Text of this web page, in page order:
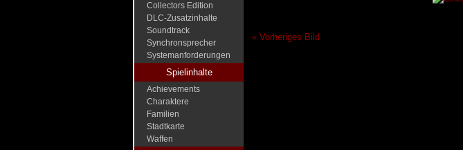
Collectors Edition
DLC-Zusatzinhalte
Soundtrack
Synchronsprecher
Systemanforderungen
Spielinhalte
Achievements
Charaktere
Familien
Stadtkarte
Waffen
« Vorheriges Bild